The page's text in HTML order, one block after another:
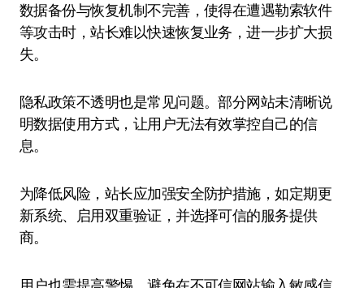
数据备份与恢复机制不完善，使得在遭遇勒索软件
等攻击时，站长难以快速恢复业务，进一步扩大损
失。
隐私政策不透明也是常见问题。部分网站未清晰说
明数据使用方式，让用户无法有效掌控自己的信
息。
为降低风险，站长应加强安全防护措施，如定期更
新系统、启用双重验证，并选择可信的服务提供
商。